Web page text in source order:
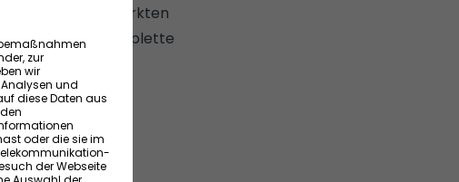
in vielen Baumärkten
werden komplette